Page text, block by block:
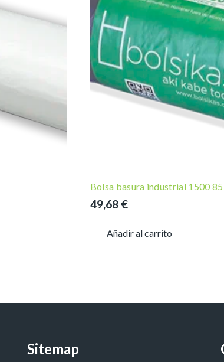
Bolsa basura industrial 1500
49,68 €
Añadir al carrito
Sitemap